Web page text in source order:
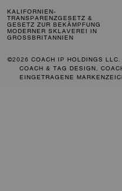
KALIFORNIEN-
TRANSPARENZGESETZ &
GESETZ ZUR BEKÄMPFUNG
MODERNER SKLAVEREI IN
GROSSBRITANNIEN
©2026 COACH IP HOLDINGS LLC.
COACH & TAG DESIGN,
EINGETRAGENE